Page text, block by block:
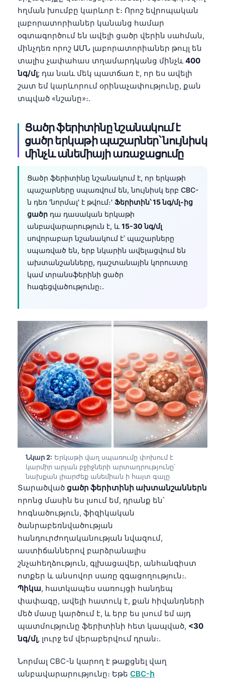
հղման խումբը կարևոր է։ Որոշ եվրոպական
լաբորատորիաներ կանանց համար
օգտագործում են ավելի ցածր վերին սահման,
մինչդեռ որոշ ԱՄՆ լաբորատորիաներ թույլ են
տալիս չափահաս տղամարդկանց մինչև400
նգ/մլ; դա նաև մեկ պատճառ է, որ ես ավելի
շատ եմ կարևորում օրինաչափությունը, քան
տպված «նշանը»։.
Ցածր ֆերիտինը նշանակում է
ցածր երկաթի պաշարներ՝ նույնիսկ
մինչև անեմիայի առաջացումը
Ցածր ֆերիտինը նշանակում է, որ երկաթի
պաշարները սպառվում են, նույնիսկ երբ CBC-
ն դեռ 'նորմալ' է թվում։' Ֆերիտին՝ 15 նգ/մլ-ից
ցածր դա դասական երկաթի
անբավարարություն է, և 15-30 նգ/մլ
սովորաբար նշանակում է՝ պաշարները
սպառված են, երբ նկարին ավելացվում են
ախտանշանները, դաշտանային կորուստը
կամ տրանսֆերինի ցածր
հագեցվածությունը։.
Նկար 2: Երկաթի վաղ սպառումը փոխում է
կարմիր արյան բջիջների արտադրությունը՝
նախքան լիարժեք անեմիան ի հայտ գալը
Տարածված ցածր ֆերիտինի ախտանշաններն
որոնց մասին ես լսում եմ, դրանք են՝
հոգնածություն, ֆիզիկական
ծանրաբեռնվածության
հանդուրժողականության նվազում,
աստիճաններով բարձրանալիս
շնչահեղձություն, գլխացավեր, անհանգիստ
ոտքեր և անսովոր սառը զգացողություն։.
Պիկա, հատկապես սառույցի հանդեպ
փափագը, ավելի հատուկ է, քան հիվանդների
մեծ մասը կարծում է, և երբ ես լսում եմ այդ
պատմությունը ֆերիտինի հետ կապված, <30
նգ/մլ, լուրջ եմ վերաբերվում դրան։.
Նորմալ CBC-ն կարող է թաքցնել վաղ
անբավարարությունը։ Եթե CBC-ի